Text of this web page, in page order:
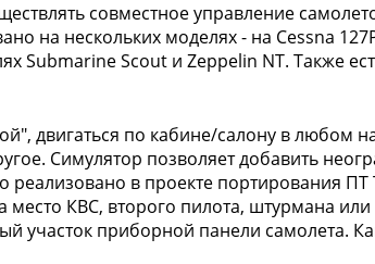
совместное управление
на нескольких моделях - на Cessna
Submarine Scout и Zeppelin NT. Также
двигаться по кабине/салону в любом
Симулятор позволяет добавить
реализовано в проекте портирования
КВС, второго пилота, штурмана
участок приборной панели самолета.